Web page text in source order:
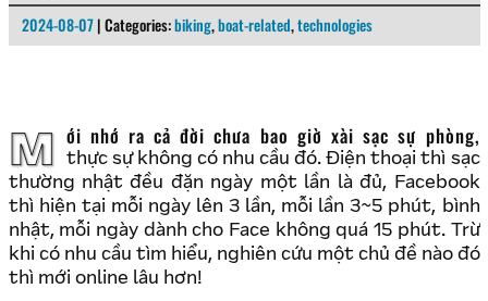
2024-08-07 | Categories:biking,boat-related,technologies
Mới nhớ ra cả đời chưa bao giờ xài sạc sự phòng,
thực sự không có nhu cầu đó. Điện thoại thì sạc
thường nhật đều đặn ngày một lần là đủ, Facebook
thì hiện tại mỗi ngày lên 3 lần, mỗi lần 3~5 phút, bình
nhật, mỗi ngày dành cho Face không quá 15 phút. Trừ
khi có nhu cầu tìm hiểu, nghiên cứu một chủ đề nào đó
thì mới online lâu hơn!